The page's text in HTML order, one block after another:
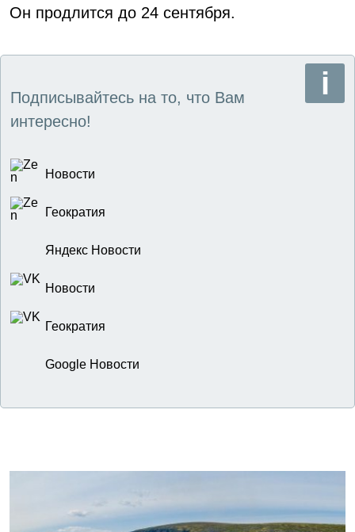
Он продлится до 24 сентября.
Подписывайтесь на то, что Вам
интересно!
Новости
Геократия
Яндекс Новости
Новости
Геократия
Google Новости